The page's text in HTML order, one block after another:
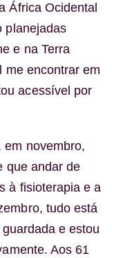
África Ocidental
planejadas
e na Terra
me encontrar em
acessível por
em novembro,
que andar de
à fisioterapia e a
tudo está
e estou
Aos 61